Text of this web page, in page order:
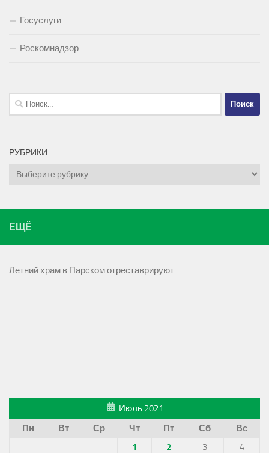
Госуслуги
Роскомнадзор
Найти:
РУБРИКИ
Рубрики
ЕЩЁ
Летний храм в Парском отреставрируют
Июль 2021
Пн
Вт Ср Чт Пт Сб
Вс
1
2 3
4